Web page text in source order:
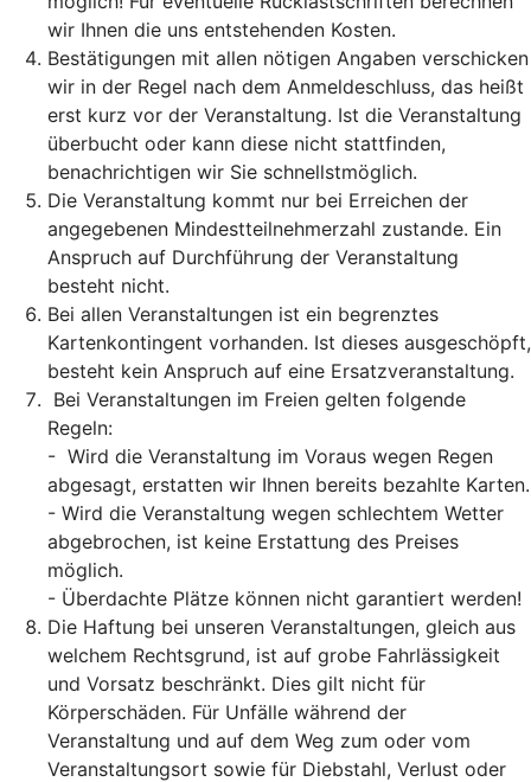
wir Ihnen die uns entstehenden Kosten.
Bestätigungen mit allen nötigen Angaben verschicken
wir in der Regel nach dem Anmeldeschluss, das heißt
erst kurz vor der Veranstaltung. Ist die Veranstaltung
überbucht oder kann diese nicht stattfinden,
benachrichtigen wir Sie schnellstmöglich.
Die Veranstaltung kommt nur bei Erreichen der
angegebenen Mindestteilnehmerzahl zustande. Ein
Anspruch auf Durchführung der Veranstaltung
besteht nicht.
Bei allen Veranstaltungen ist ein begrenztes
Kartenkontingent vorhanden. Ist dieses ausgeschöpft,
besteht kein Anspruch auf eine Ersatzveranstaltung.
Bei Veranstaltungen im Freien gelten folgende
Regeln:
- Wird die Veranstaltung im Voraus wegen Regen
abgesagt, erstatten wir Ihnen bereits bezahlte Karten.
- Wird die Veranstaltung wegen schlechtem Wetter
abgebrochen, ist keine Erstattung des Preises
möglich.
- Überdachte Plätze können nicht garantiert werden!
Die Haftung bei unseren Veranstaltungen, gleich aus
welchem Rechtsgrund, ist auf grobe Fahrlässigkeit
und Vorsatz beschränkt. Dies gilt nicht für
Körperschäden. Für Unfälle während der
Veranstaltung und auf dem Weg zum oder vom
Veranstaltungsort sowie für Diebstahl, Verlust oder